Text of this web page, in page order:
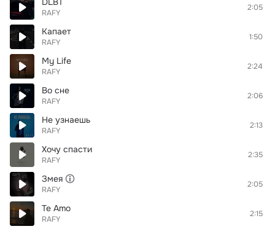
RAFY
2:05
Капает
RAFY
1:50
My Life
RAFY
2:24
Во сне
RAFY
2:06
Не узнаешь
RAFY
2:13
Хочу спасти
RAFY
2:35
Змея
RAFY
2:05
Te Amo
RAFY
2:15